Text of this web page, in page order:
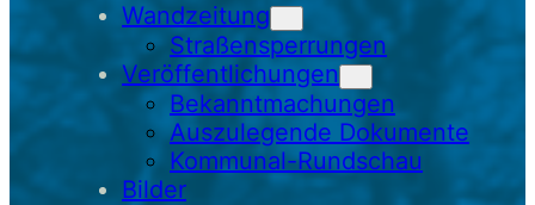
Wandzeitung
Straßensperrungen
Veröffentlichungen
Bekanntmachungen
Auszulegende Dokumente
Kommunal-Rundschau
Bilder